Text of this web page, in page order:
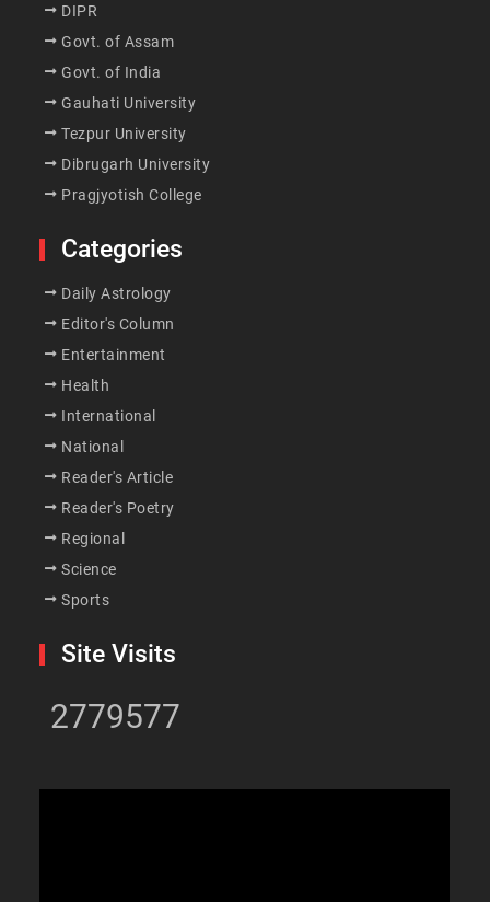
DIPR
Govt. of Assam
Govt. of India
Gauhati University
Tezpur University
Dibrugarh University
Pragjyotish College
Categories
Daily Astrology
Editor's Column
Entertainment
Health
International
National
Reader's Article
Reader's Poetry
Regional
Science
Sports
Site Visits
2779577